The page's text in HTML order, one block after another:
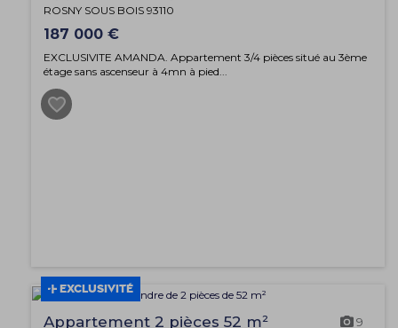
ROSNY SOUS BOIS 93110
187 000 €
EXCLUSIVITE AMANDA. Appartement 3/4 pièces situé au 3ème
étage sans ascenseur à 4mn à pied...
EXCLUSIVITÉ
Appartement 2 pièces 52 m² 9